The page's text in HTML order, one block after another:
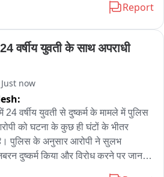
Report
वर्षीय युवती के साथ अपराधी
Just now
वर्षीय युवती से दुष्कर्म के मामले में पुलिस
को घटना के कुछ ही घंटों के भीतर
पुलिस के अनुसार आरोपी ने सुलभ
दुष्कर्म किया और विरोध करने पर जान से